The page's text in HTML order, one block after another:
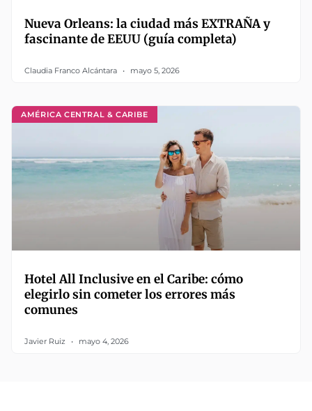
Nueva Orleans: la ciudad más EXTRAÑA y
fascinante de EEUU (guía completa)
Claudia Franco Alcántara mayo 5, 2026
AMÉRICA CENTRAL & CARIBE
Hotel All Inclusive en el Caribe: cómo
elegirlo sin cometer los errores más
comunes
Javier Ruiz mayo 4, 2026